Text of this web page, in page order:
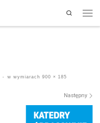
Search
- w wymiarach 900 × 185
Następny